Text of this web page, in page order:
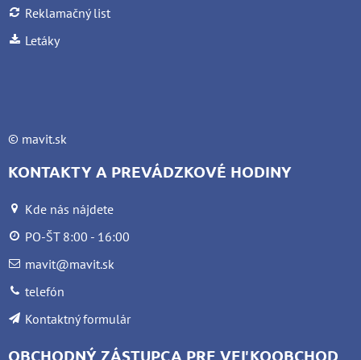
Reklamačný list
Letáky
© mavit.sk
KONTAKTY A PREVÁDZKOVÉ HODINY
Kde nás nájdete
PO-ŠT 8:00 - 16:00
mavit@mavit.sk
telefón
Kontaktný formulár
OBCHODNÝ ZÁSTUPCA PRE VEĽKOOBCHOD